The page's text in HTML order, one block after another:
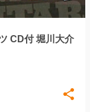
CD付 堀川大介